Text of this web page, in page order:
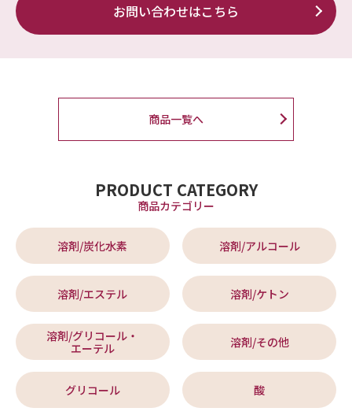
お問い合わせはこちら
商品一覧へ
PRODUCT CATEGORY
商品カテゴリー
溶剤/炭化水素 溶剤/アルコール
溶剤/エステル 溶剤/ケトン
溶剤/グリコール・
エーテル
溶剤/その他
グリコール 酸